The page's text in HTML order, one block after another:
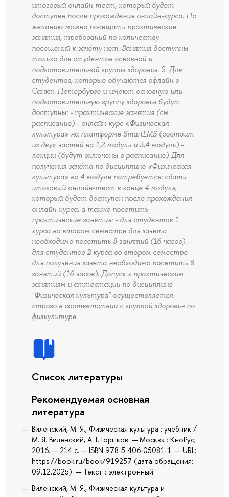
итоговый онлайн-тест, который будет
доступен после прохождения онлайн-курса. По
желанию можно посещать практические
занятия, требований по количеству
посещений к зачёту нет. Занятия доступны
только для студентов основной и
подготовительной группы здоровья. 2. Для
студентов, которые обучаются офлайн в
Санкт-Петербурге и имеют основную или
подготовительную группу здоровья будут
доступны: - практические занятия (см.
расписание) - онлайн-курс «Физическая
культура» на платформе SmartLMS (состоит
из двух частей на 1,2 модуль и 3,4 модуль) -
лекции (будут включены в расписание) Для
получения зачёта по дисциплине «Физическая
культура» во 4 модуле потребуется: сдать
итоговый онлайн-тест в конце 4 модуля,
который будет доступен после прохождения
онлайн-курса, а также посетить
практические занятия: - для студентов 1
курса во втором семестре для зачёта
необходимо посетить 8 занятий (16 часов). -
для студентов 2 курса во втором семестре
для получения зачёта необходимо посетить 8
занятий (16 часов). Допуск к практическим
занятиям и аттестации по дисциплине
"Физическая культура" осуществляется
строго в соответствии с группой здоровья по
физкультуре.
Список литературы
Рекомендуемая основная
литература
Виленский, М. Я., Физическая культура : учебник /
М. Я. Виленский, А. Г. Горшков. — Москва : КноРус,
2016. — 214 с. — ISBN 978-5-406-05081-1. — URL:
https://book.ru/book/919257 (дата обращения:
09.12.2025). — Текст : электронный.
Виленский, М. Я., Физическая культура и